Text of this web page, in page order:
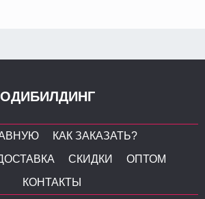
КАК ЗАКАЗАТЬ?
СКИДКИ
ОПТОМ
КОНТАКТЫ